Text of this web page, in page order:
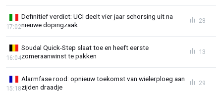
Definitief verdict: UCI deelt vier jaar schorsing uit na
nieuwe dopingzaak
17:02
28
Soudal Quick-Step slaat toe en heeft eerste
zomeraanwinst te pakken
16:04
13
Alarmfase rood: opnieuw toekomst van wielerploeg aan
zijden draadje
15:18
29